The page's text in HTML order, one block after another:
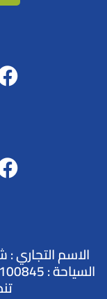
الاسم التجاري